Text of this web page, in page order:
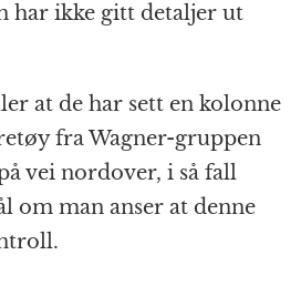
har ikke gitt detaljer ut
at de har sett en kolonne
fra Wagner-gruppen
vei nordover, i så fall
om man anser at denne